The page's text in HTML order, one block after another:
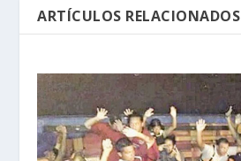
ARTÍCULOS RELACIONADOS